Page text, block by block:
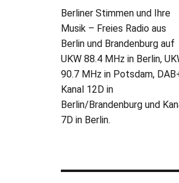
Berliner Stimmen und Ihre
Musik – Freies Radio aus
Berlin und Brandenburg auf
UKW 88.4 MHz in Berlin,
90.7 MHz in Potsdam,
Kanal 12D in
Berlin/Brandenburg und
7D in Berlin.